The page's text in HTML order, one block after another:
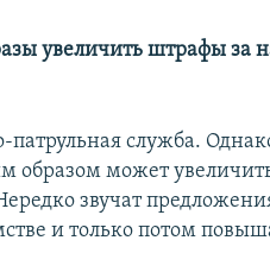
увеличить штрафы за
служба.
образом может
звучат
и только потом